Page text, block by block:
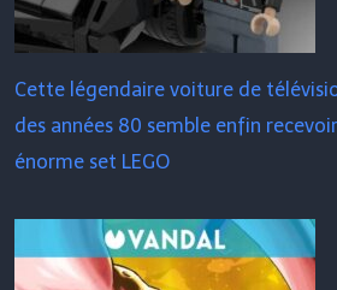
Cette légendaire voiture de
des années 80 semble enfin
énorme set LEGO